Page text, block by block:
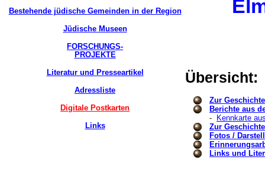
Bestehende jüdische Gemeinden in der Region
Jüdische Museen
FORSCHUNGS-
PROJEKTE
Literatur und Presseartikel
Adressliste
Digitale Postkarten
Links
Übersicht:
Zur
Berichte aus
-
Kennkarte
Zur
Fotos /
Links und